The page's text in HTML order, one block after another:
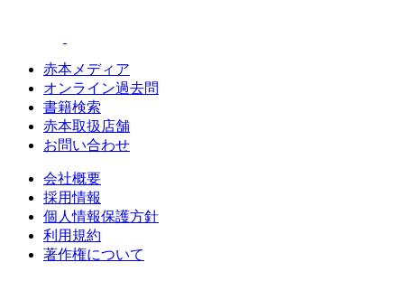
赤本メディア
オンライン過去問
書籍検索
赤本取扱店舗
お問い合わせ
会社概要
採用情報
個人情報保護方針
利用規約
著作権について